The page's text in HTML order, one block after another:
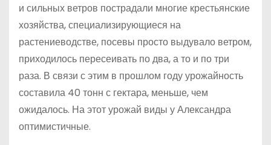
и сильных ветров пострадали многие крестьянские
хозяйства, специализирующиеся на
растениеводстве, посевы просто выдувало ветром,
приходилось пересеивать по два, а то и по три
раза. В связи с этим в прошлом году урожайность
составила 40 тонн с гектара, меньше, чем
ожидалось. На этот урожай виды у Александра
оптимистичные.